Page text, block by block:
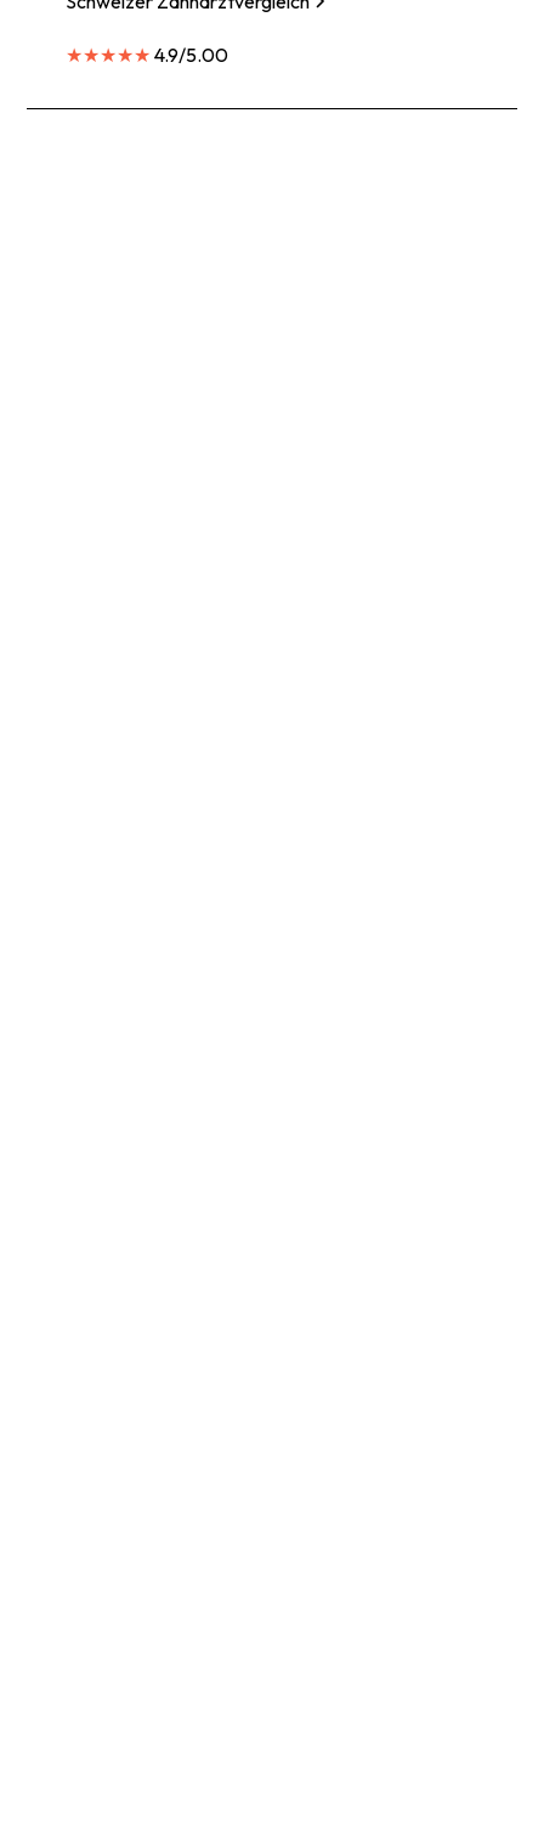
★★★★★4.9/5.00